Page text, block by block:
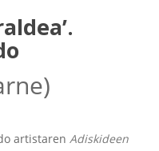
artistaren Adiskideen